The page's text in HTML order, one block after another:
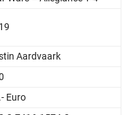
Aardvaark
Euro